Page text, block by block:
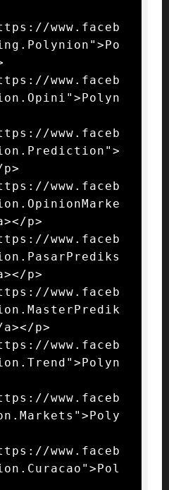
www.faceb
www.faceb
www.faceb
www.faceb
p>
www.faceb
p>
www.faceb
p>
www.faceb
www.faceb
www.faceb